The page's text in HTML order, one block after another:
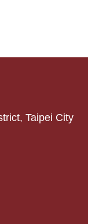
Taipei City